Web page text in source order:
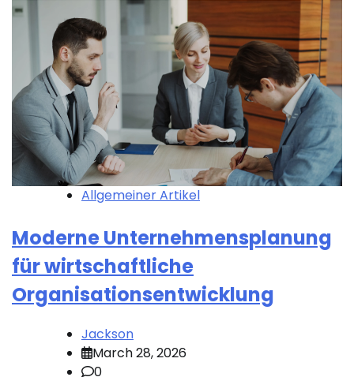
Allgemeiner Artikel
Moderne Unternehmensplanung
für wirtschaftliche
Organisationsentwicklung
Jackson
March 28, 2026
0